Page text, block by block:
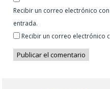
Recibir un correo electrónico
entrada.
Recibir un correo electrónico